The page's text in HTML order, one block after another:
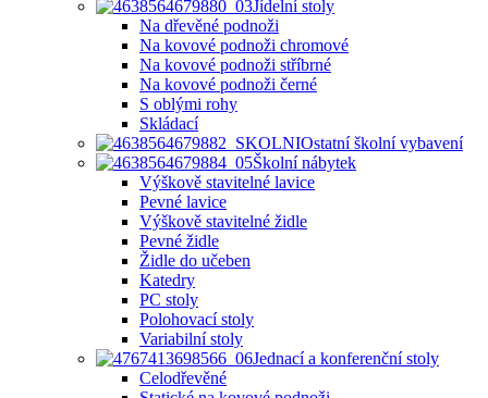
Jídelní stoly
Na dřevěné podnoži
Na kovové podnoži chromové
Na kovové podnoži stříbrné
Na kovové podnoži černé
S oblými rohy
Skládací
Ostatní školní vybavení
Školní nábytek
Výškově stavitelné lavice
Pevné lavice
Výškově stavitelné židle
Pevné židle
Židle do učeben
Katedry
PC stoly
Polohovací stoly
Variabilní stoly
Jednací a konferenční stoly
Celodřevěné